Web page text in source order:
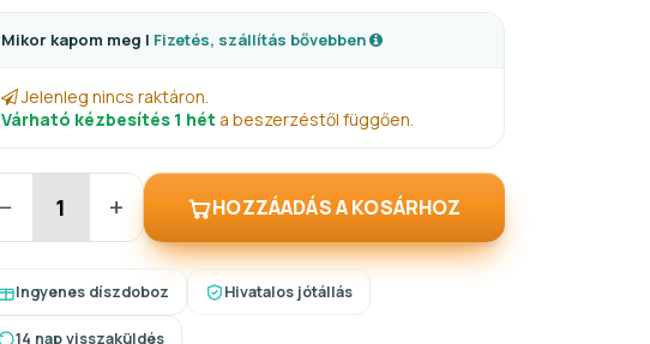
Mikor kapom meg | Fizetés, szállítás bővebben
Jelenleg nincs raktáron.
Várható kézbesítés 1 hét a beszerzéstől függően.
− + HOZZÁADÁS A KOSÁRHOZ
Ingyenes díszdoboz Hivatalos jótállás
14 nap visszaküldés